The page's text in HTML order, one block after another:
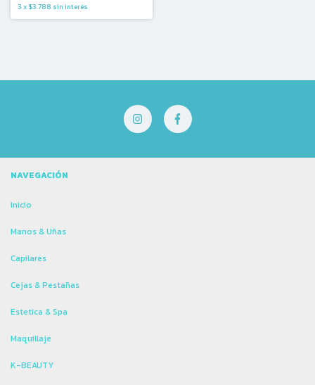
3 x $3.788 sin interés
NAVEGACIÓN
Inicio
Manos & Uñas
Capilares
Cejas & Pestañas
Estetica & Spa
Maquillaje
K-BEAUTY